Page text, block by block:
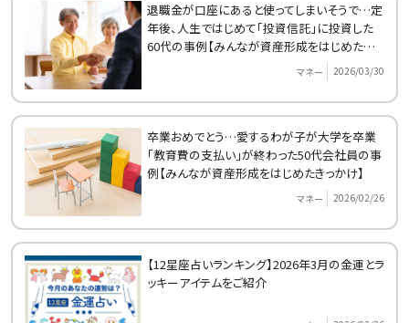
退職金が口座にあると使ってしまいそうで…定
年後、人生ではじめて「投資信託」に投資した
60代の事例【みんなが資産形成をはじめたきっ
マネー 2026/03/30
卒業おめでとう…愛するわが子が大学を卒業
「教育費の支払い」が終わった50代会社員の事
例【みんなが資産形成をはじめたきっかけ】
マネー 2026/02/26
【12星座占いランキング】2026年3月の金運とラ
ッキーアイテムをご紹介